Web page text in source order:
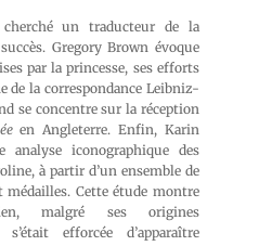
un traducteur de la
Gregory Brown évoque
par la princesse, ses efforts
de la correspondance Leibniz-
se concentre sur la réception
en Angleterre. Enfin, Karin
analyse iconographique des
à partir d’un ensemble de
médailles. Cette étude montre
malgré ses origines
s’était efforcée d’apparaître